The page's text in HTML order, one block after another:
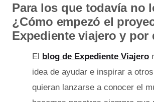
Para los que todavía no
¿Cómo empezó el
Expediente viajero y por
El blog de Expediente Viajero
idea de ayudar e inspirar a
quieran lanzarse a conocer el